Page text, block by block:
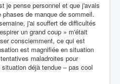
je pense personnel et que j'avais
de manque de sommeil.
j'ai souffert de difficultés
un grand coup » m'était
consciemment, ce qui est
est magnifiée en situation
maladroites pour
déjà tendue – pas cool